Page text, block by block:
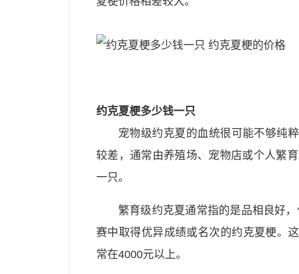
约克夏梗多少钱一只
宠物级约克夏的血统很可能不够纯
较差，通常由养殖场、宠物店或个人繁
一只。
繁育级约克夏通常指的是品相良好
赛中取得优异成绩或名次的约克夏梗。
常在4000元以上。